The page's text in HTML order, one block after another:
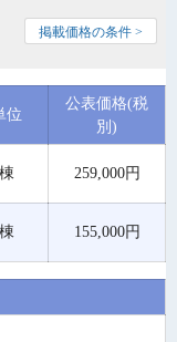
掲載価格の条件 >
位
公表価格(税
別)
棟 259,000円
棟 155,000円